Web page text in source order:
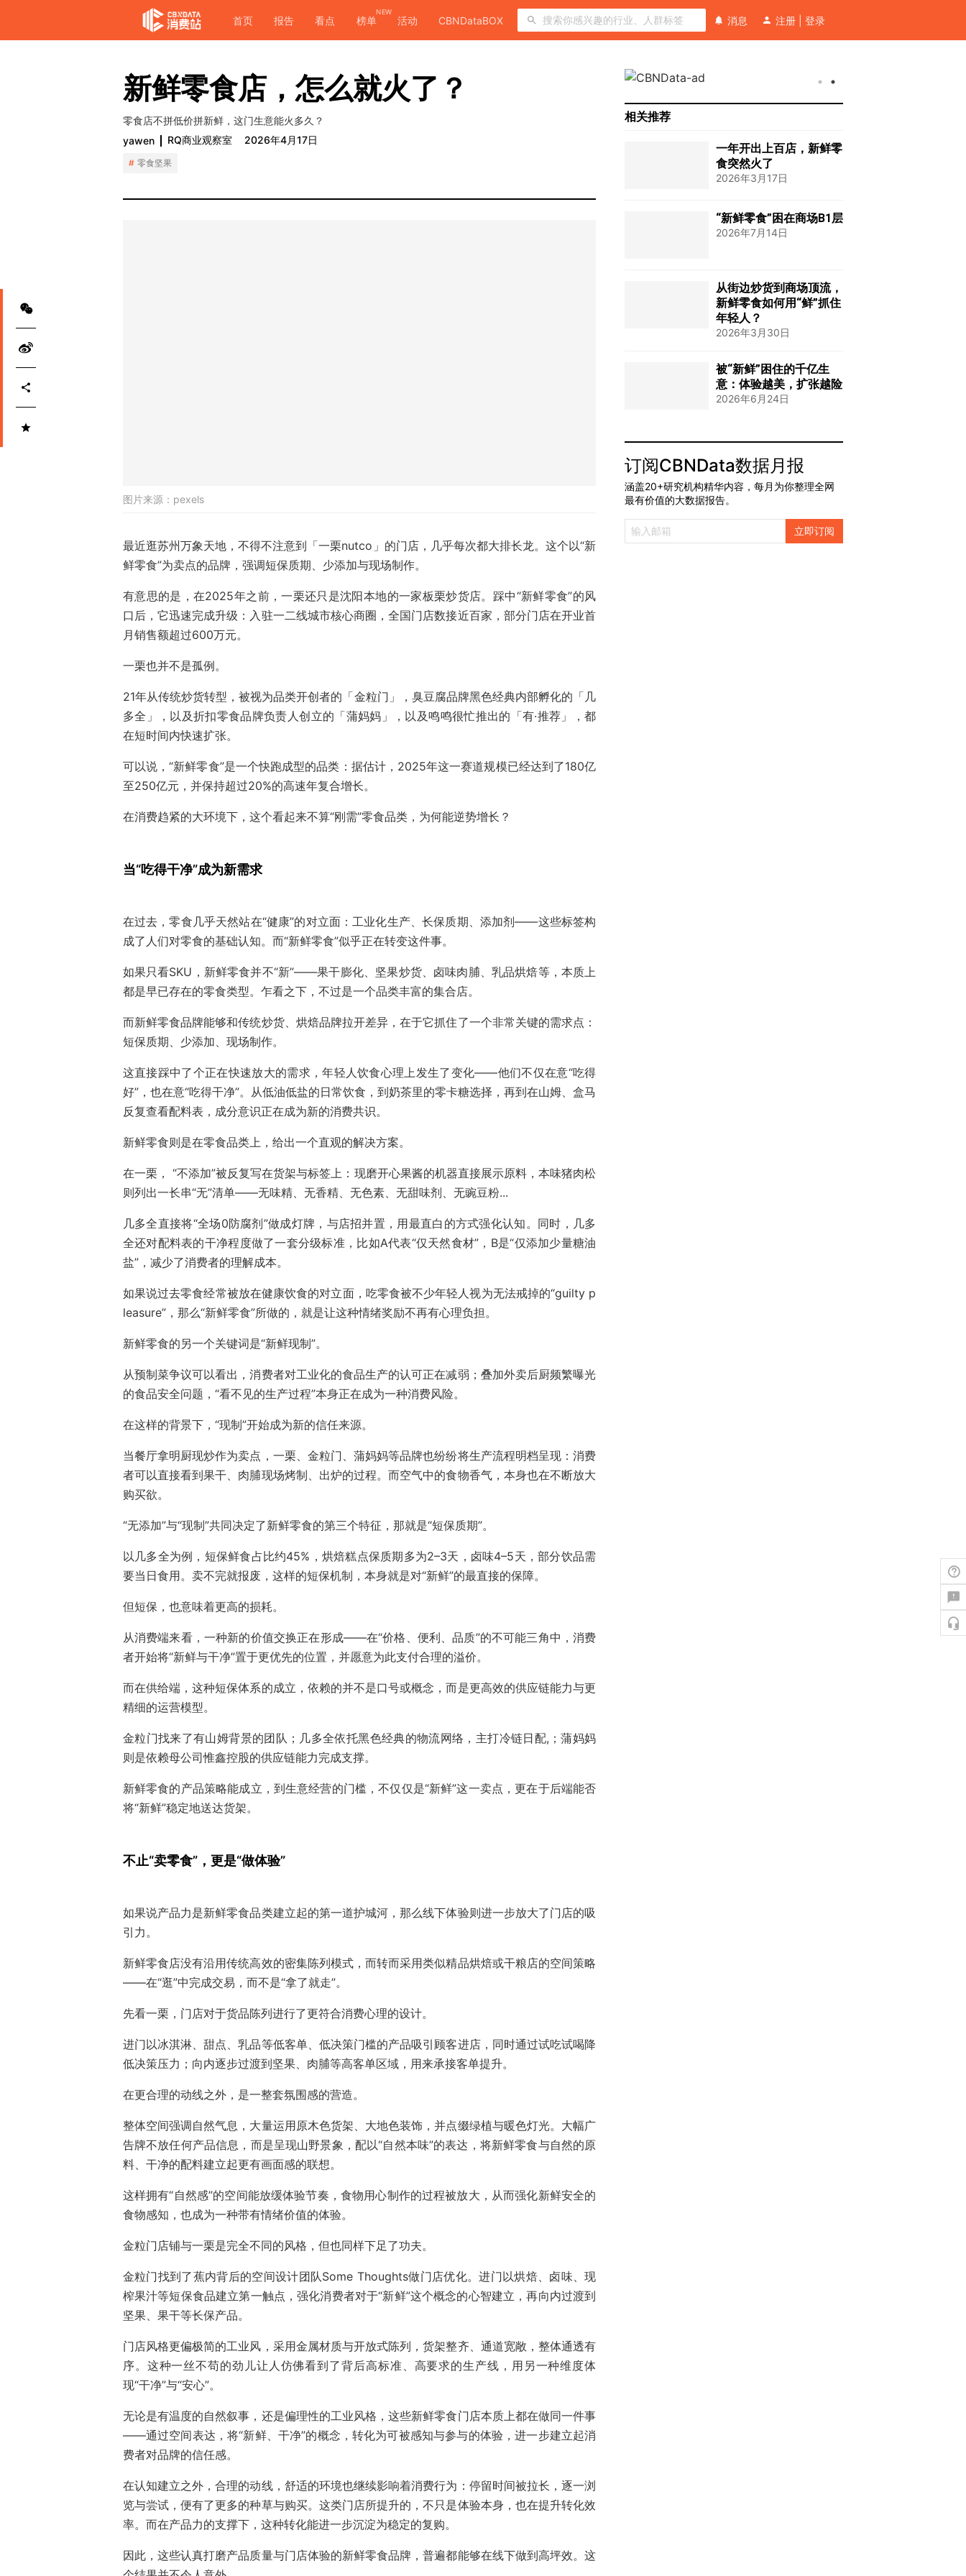
首页 报告 看点 榜单
NEW
活动 CBNDataBOX 消息 注册 登录
新鲜零食店，怎么就火了？
零食店不拼低价拼新鲜，这门生意能火多久？
yawen
RQ商业观察室 2026年4月17日
零食坚果
图片来源： pexels
最近逛苏州万象天地，不得不注意到「一栗nutco」的门店，几乎每次都大排长龙。这个以“新
鲜零食”为卖点的品牌，强调短保质期、少添加与现场制作。
有意思的是，在2025年之前，一栗还只是沈阳本地的一家板栗炒货店。踩中“新鲜零食”的风
口后，它迅速完成升级：入驻一二线城市核心商圈，全国门店数接近百家，部分门店在开业首
月销售额超过600万元。
一栗也并不是孤例。
21年从传统炒货转型，被视为品类开创者的「金粒门」，臭豆腐品牌黑色经典内部孵化的「几
多全」，以及折扣零食品牌负责人创立的「蒲妈妈」，以及鸣鸣很忙推出的「有·推荐」，都
在短时间内快速扩张。
可以说，“新鲜零食”是一个快跑成型的品类：据估计，2025年这一赛道规模已经达到了180亿
至250亿元，并保持超过20%的高速年复合增长。
在消费趋紧的大环境下，这个看起来不算“刚需”零食品类，为何能逆势增长？
当“吃得干净”成为新需求
在过去，零食几乎天然站在“健康”的对立面：工业化生产、长保质期、添加剂——这些标签构
成了人们对零食的基础认知。而“新鲜零食”似乎正在转变这件事。
如果只看SKU，新鲜零食并不“新”——果干膨化、坚果炒货、卤味肉脯、乳品烘焙等，本质上
都是早已存在的零食类型。乍看之下，不过是一个品类丰富的集合店。
而新鲜零食品牌能够和传统炒货、烘焙品牌拉开差异，在于它抓住了一个非常关键的需求点：
短保质期、少添加、现场制作。
这直接踩中了个正在快速放大的需求，年轻人饮食心理上发生了变化——他们不仅在意“吃得
好”，也在意“吃得干净”。从低油低盐的日常饮食，到奶茶里的零卡糖选择，再到在山姆、盒马
反复查看配料表，成分意识正在成为新的消费共识。
新鲜零食则是在零食品类上，给出一个直观的解决方案。
在一栗， “不添加”被反复写在货架与标签上：现磨开心果酱的机器直接展示原料，本味猪肉松
则列出一长串“无”清单——无味精、无香精、无色素、无甜味剂、无豌豆粉...
几多全直接将“全场0防腐剂”做成灯牌，与店招并置，用最直白的方式强化认知。同时，几多
全还对配料表的干净程度做了一套分级标准，比如A代表“仅天然食材”，B是“仅添加少量糖油
盐”，减少了消费者的理解成本。
如果说过去零食经常被放在健康饮食的对立面，吃零食被不少年轻人视为无法戒掉的“guilty p
leasure”，那么“新鲜零食”所做的，就是让这种情绪奖励不再有心理负担。
新鲜零食的另一个关键词是“新鲜现制”。
从预制菜争议可以看出，消费者对工业化的食品生产的认可正在减弱；叠加外卖后厨频繁曝光
的食品安全问题，“看不见的生产过程”本身正在成为一种消费风险。
在这样的背景下，“现制”开始成为新的信任来源。
当餐厅拿明厨现炒作为卖点，一栗、金粒门、蒲妈妈等品牌也纷纷将生产流程明档呈现：消费
者可以直接看到果干、肉脯现场烤制、出炉的过程。而空气中的食物香气，本身也在不断放大
购买欲。
“无添加”与“现制”共同决定了新鲜零食的第三个特征，那就是“短保质期”。
以几多全为例，短保鲜食占比约45%，烘焙糕点保质期多为2–3天，卤味4–5天，部分饮品需
要当日食用。卖不完就报废，这样的短保机制，本身就是对“新鲜”的最直接的保障。
但短保，也意味着更高的损耗。
从消费端来看，一种新的价值交换正在形成——在“价格、便利、品质”的不可能三角中，消费
者开始将“新鲜与干净”置于更优先的位置，并愿意为此支付合理的溢价。
而在供给端，这种短保体系的成立，依赖的并不是口号或概念，而是更高效的供应链能力与更
精细的运营模型。
金粒门找来了有山姆背景的团队；几多全依托黑色经典的物流网络，主打冷链日配,；蒲妈妈
则是依赖母公司惟鑫控股的供应链能力完成支撑。
新鲜零食的产品策略能成立，到生意经营的门槛，不仅仅是“新鲜”这一卖点，更在于后端能否
将“新鲜”稳定地送达货架。
不止“卖零食”，更是“做体验”
如果说产品力是新鲜零食品类建立起的第一道护城河，那么线下体验则进一步放大了门店的吸
引力。
新鲜零食店没有沿用传统高效的密集陈列模式，而转而采用类似精品烘焙或干粮店的空间策略
——在“逛”中完成交易，而不是“拿了就走”。
先看一栗，门店对于货品陈列进行了更符合消费心理的设计。
进门以冰淇淋、甜点、乳品等低客单、低决策门槛的产品吸引顾客进店，同时通过试吃试喝降
低决策压力；向内逐步过渡到坚果、肉脯等高客单区域，用来承接客单提升。
在更合理的动线之外，是一整套氛围感的营造。
整体空间强调自然气息，大量运用原木色货架、大地色装饰，并点缀绿植与暖色灯光。大幅广
告牌不放任何产品信息，而是呈现山野景象，配以“自然本味”的表达，将新鲜零食与自然的原
料、干净的配料建立起更有画面感的联想。
这样拥有“自然感”的空间能放缓体验节奏，食物用心制作的过程被放大，从而强化新鲜安全的
食物感知，也成为一种带有情绪价值的体验。
金粒门店铺与一栗是完全不同的风格，但也同样下足了功夫。
金粒门找到了蕉内背后的空间设计团队Some Thoughts做门店优化。进门以烘焙、卤味、现
榨果汁等短保食品建立第一触点，强化消费者对于“新鲜”这个概念的心智建立，再向内过渡到
坚果、果干等长保产品。
门店风格更偏极简的工业风，采用金属材质与开放式陈列，货架整齐、通道宽敞，整体通透有
序。这种一丝不苟的劲儿让人仿佛看到了背后高标准、高要求的生产线，用另一种维度体
现“干净”与“安心”。
无论是有温度的自然叙事，还是偏理性的工业风格，这些新鲜零食门店本质上都在做同一件事
——通过空间表达，将“新鲜、干净”的概念，转化为可被感知与参与的体验，进一步建立起消
费者对品牌的信任感。
在认知建立之外，合理的动线，舒适的环境也继续影响着消费行为：停留时间被拉长，逐一浏
览与尝试，便有了更多的种草与购买。这类门店所提升的，不只是体验本身，也在提升转化效
率。而在产品力的支撑下，这种转化能进一步沉淀为稳定的复购。
因此，这些认真打磨产品质量与门店体验的新鲜零食品牌，普遍都能够在线下做到高坪效。这
相关推荐
一年开出上百店，新鲜零
食突然火了
2026年3月17日
“新鲜零食”困在商场B1层
2026年7月14日
从街边炒货到商场顶流，
新鲜零食如何用“鲜”抓住
年轻人？
2026年3月30日
被“新鲜”困住的千亿生
意：体验越美，扩张越险
2026年6月24日
订阅CBNData数据月报
涵盖20+研究机构精华内容，每月为你整理全网
最有价值的大数据报告。
立即订阅